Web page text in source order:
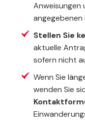
Anweisungen
angegebenen
Stellen Sie
aktuelle
sofern nicht
Wenn Sie
wenden Sie